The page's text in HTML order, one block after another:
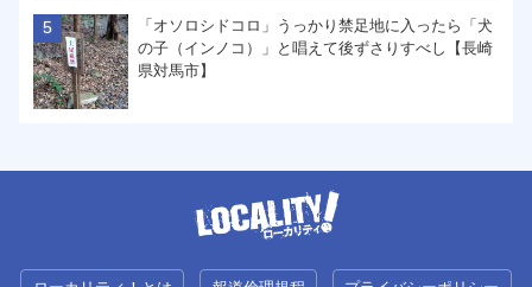
「オソロシドコロ」うっかり禁足地に入ったら「犬
の子（インノコ）」と唱えて後ずさりすべし【長崎
県対馬市】